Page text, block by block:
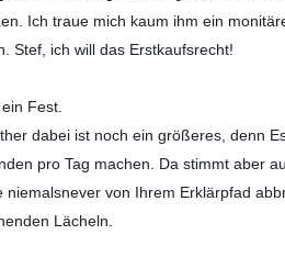
Ich traue mich kaum ihm ein
Stef, ich will das Erstkaufsrecht!
Fest.
dabei ist noch ein größeres, denn
pro Tag machen. Da stimmt aber
niemalsnever von Ihrem Erklärpfad
Lächeln.